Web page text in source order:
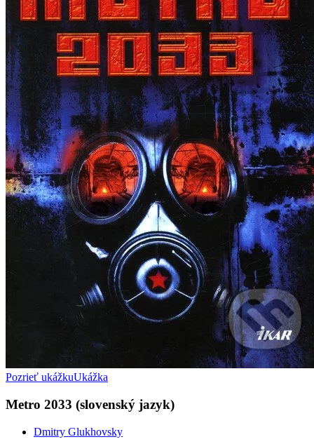
Pozrieť ukážkuUkážka
Metro 2033 (slovenský jazyk)
Dmitry Glukhovsky